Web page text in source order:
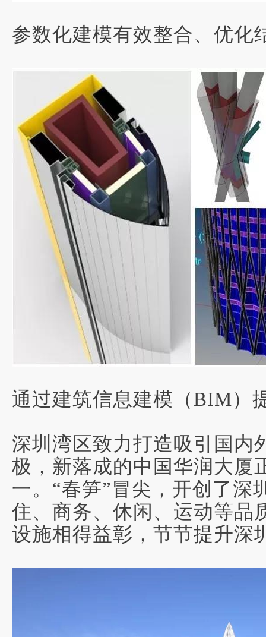
参数化建模有效整合、优化
通过建筑信息建模（BIM）
深圳湾区致力打造吸引国内
极 ，新落成的中国华润大
一。“春笋”冒尖，开创了深
住、商务、休闲、运动等品
设施相得益彰，节节提升深